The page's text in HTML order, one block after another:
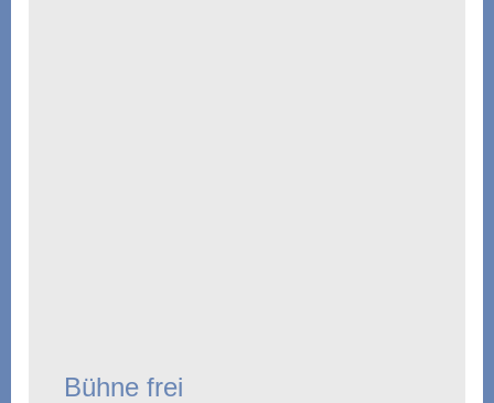
Bühne frei